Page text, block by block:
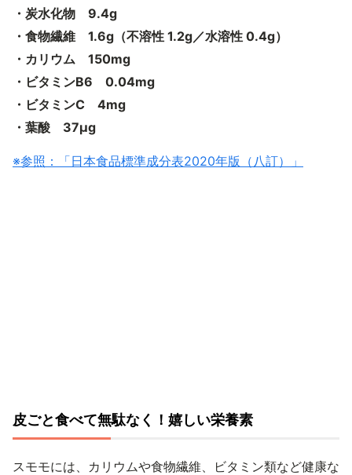
・炭水化物 9.4g
・食物繊維 1.6g（不溶性 1.2g／水溶性 0.4g）
・カリウム 150mg
・ビタミンB6 0.04mg
・ビタミンC 4mg
・葉酸 37μg
※参照：「日本食品標準成分表2020年版（八訂）」
皮ごと食べて無駄なく！嬉しい栄養素
スモモには、カリウムや食物繊維、ビタミン類など健康な